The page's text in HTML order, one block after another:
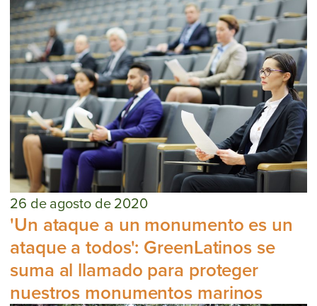
26 de agosto de 2020
'Un ataque a un monumento es un
ataque a todos': GreenLatinos se
suma al llamado para proteger
nuestros monumentos marinos